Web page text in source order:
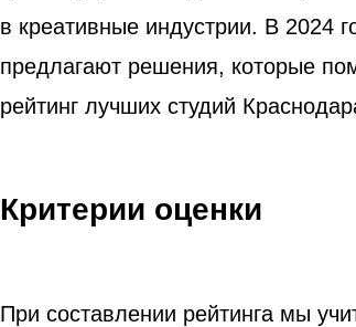
в креативные индустрии. В 2024
предлагают решения, которые
рейтинг лучших студий
Критерии оценки
При составлении рейтинга мы